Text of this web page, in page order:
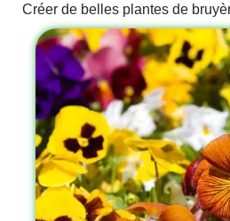
Créer de belles plantes de